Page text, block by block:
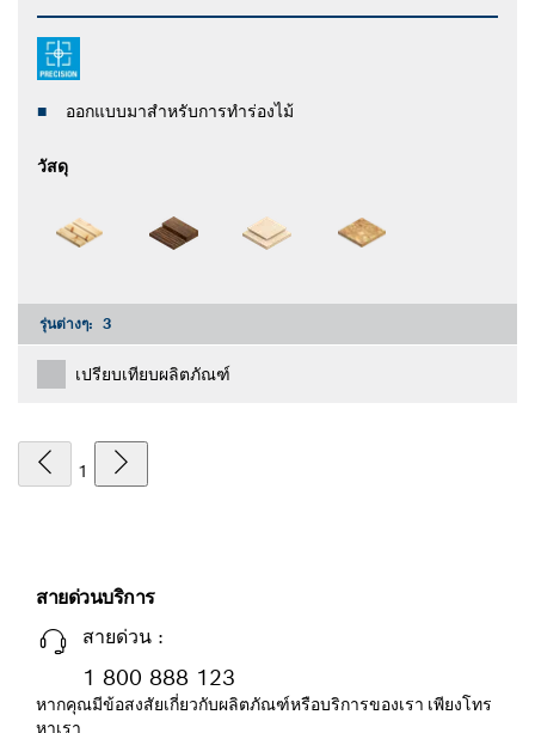
ออกแบบมาสําหรับการทำร่องไม้
วัสดุ
รุ่นต่างๆ: 3
เปรียบเทียบผลิตภัณฑ์
1
สายด่วนบริการ
สายด่วน :
1 800 888 123
หากคุณมีข้อสงสัยเกี่ยวกับผลิตภัณฑ์หรือบริการของเรา เพียงโทร
หาเรา